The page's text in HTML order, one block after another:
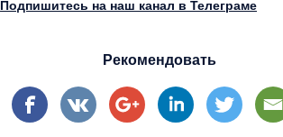
Подпишитесь на наш канал в Телеграме
Рекомендовать